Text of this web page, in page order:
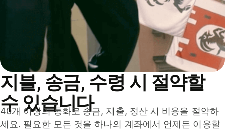
지불, 송금, 수령 시 절약할
수 있습니다
40개 이상의 통화로 송금, 지출, 정산 시 비용을 절약하
세요. 필요한 모든 것을 하나의 계좌에서 언제든 이용할